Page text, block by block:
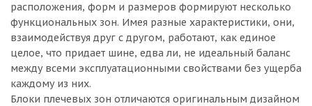
расположения, форм и размеров формируют несколько
функциональных зон. Имея разные характеристики, они,
взаимодействуя друг с другом, работают, как единое
целое, что придает шине, едва ли, не идеальный баланс
между всеми эксплуатационными свойствами без ущерба
каждому из них.
Блоки плечевых зон отличаются оригинальным дизайном